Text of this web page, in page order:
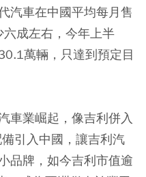
汽車在中國平均每月售
成左右，今年上半
萬輛，只達到預定目
車業崛起，像吉利併入
引入中國，讓吉利汽
品牌，如今吉利市值逾